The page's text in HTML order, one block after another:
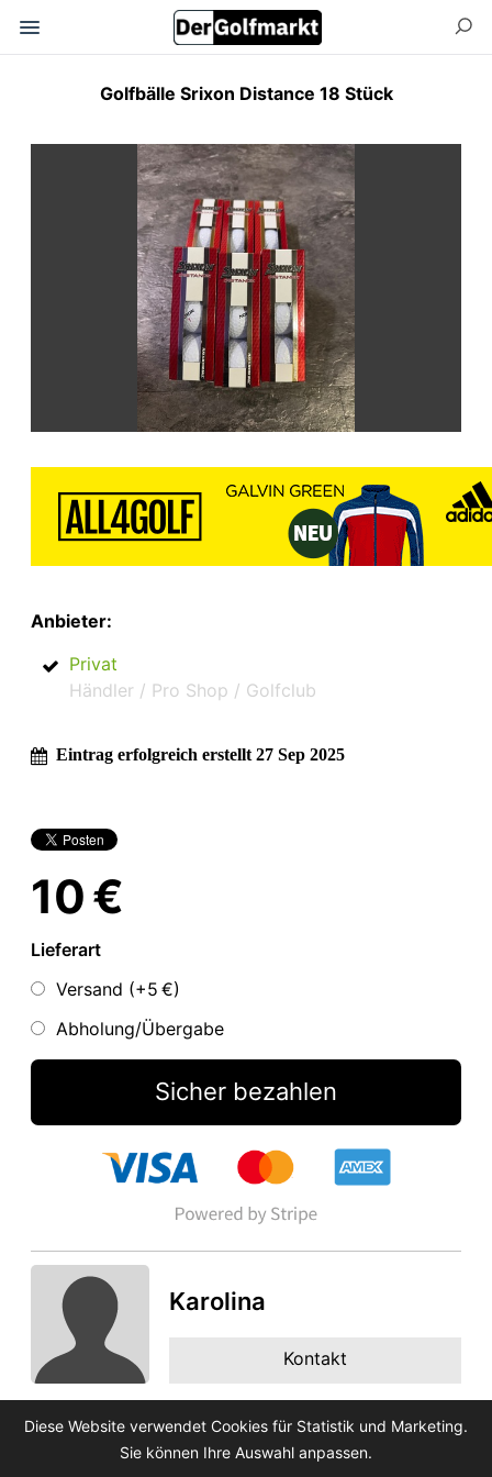
Golfbälle Srixon Distance 18 Stück
Anbieter:
Privat
Händler / Pro Shop / Golfclub
Eintrag erfolgreich erstellt 27 Sep 2025
10 €
Lieferart
Versand (+5 €)
Abholung/Übergabe
Sicher bezahlen
Karolina
Kontakt
Diese Website verwendet Cookies für Statistik und Marketing.
Sie können Ihre Auswahl anpassen.